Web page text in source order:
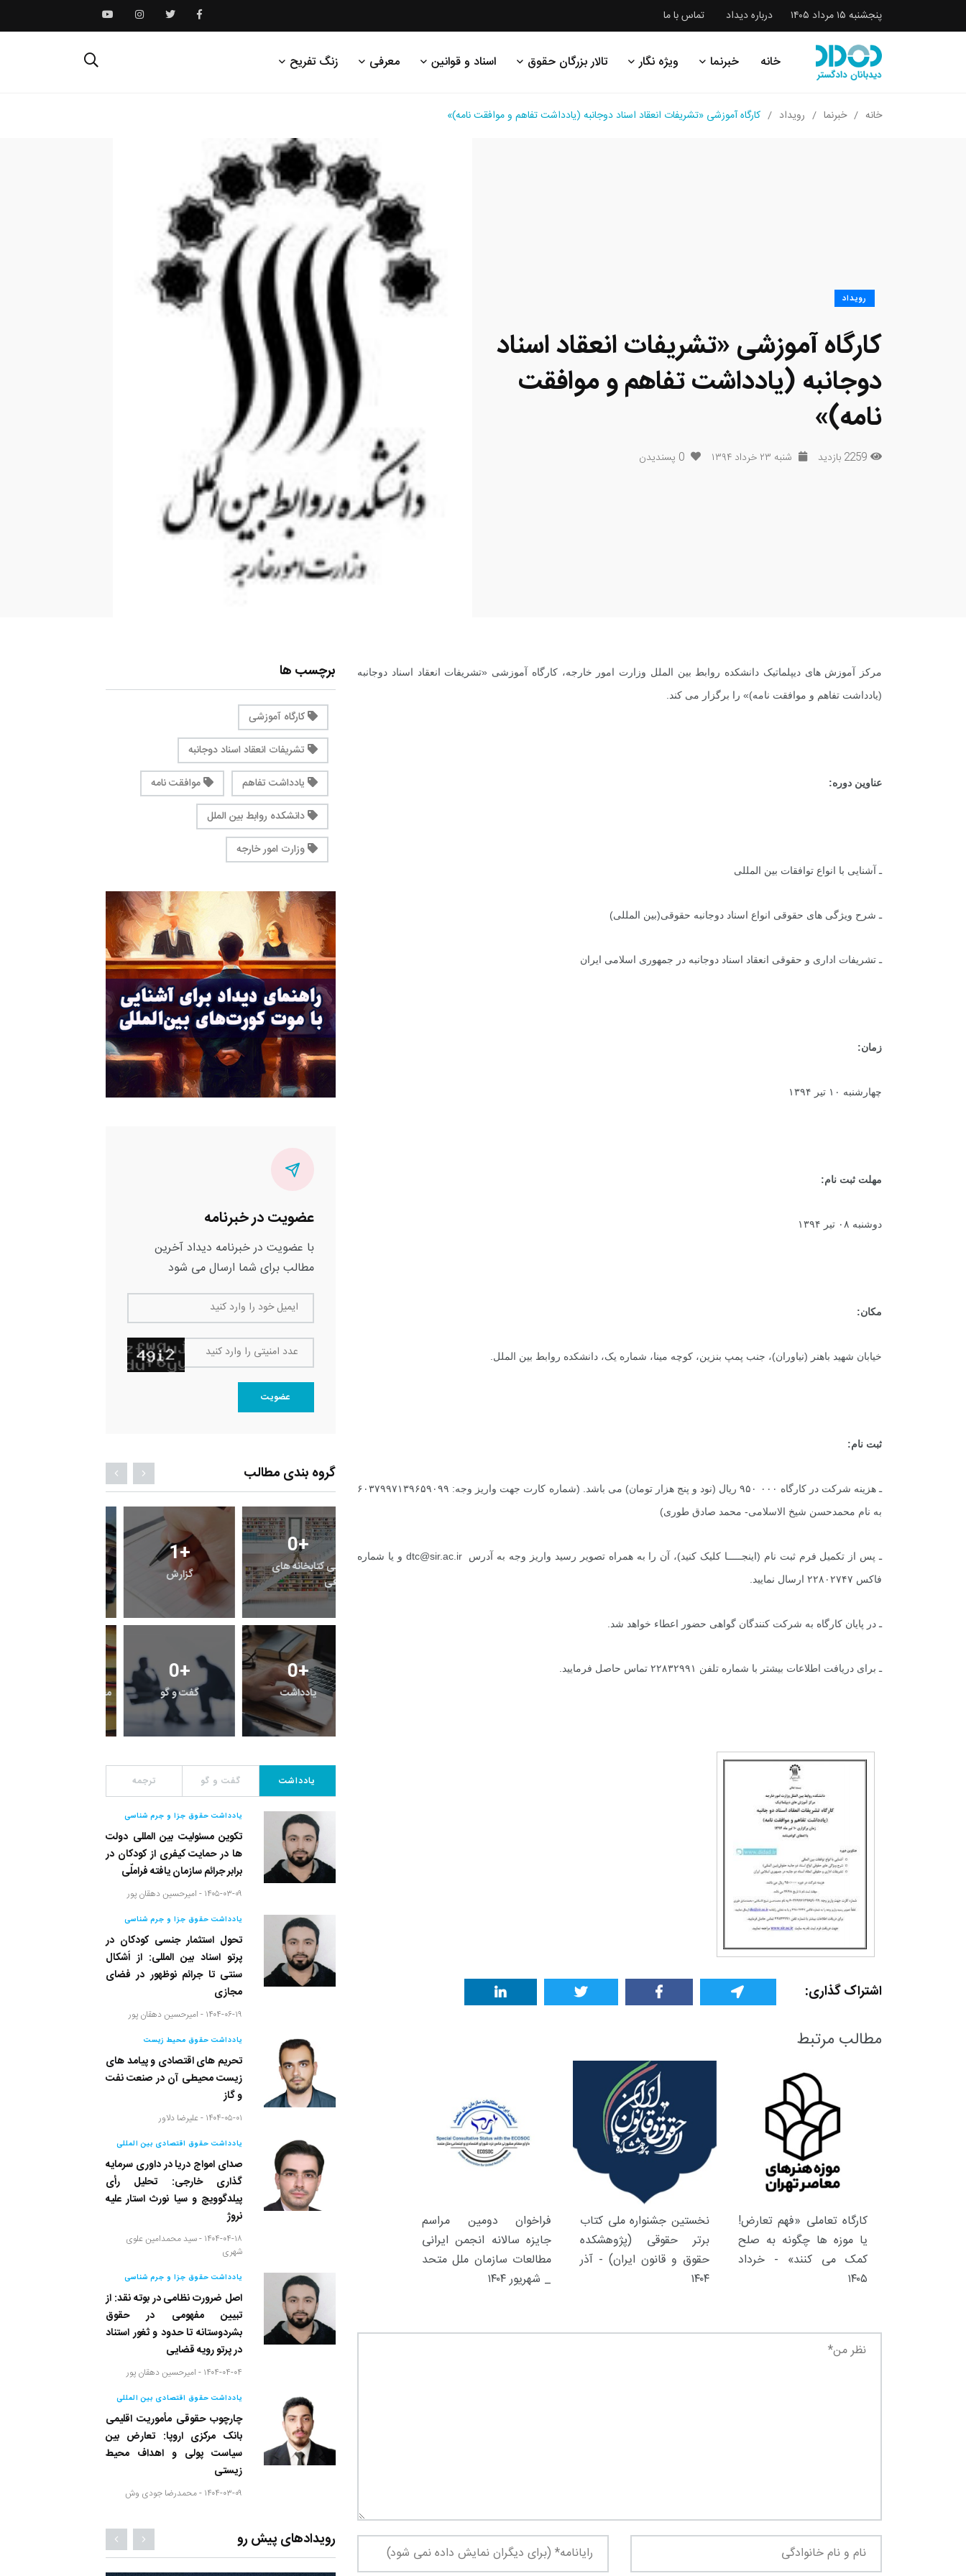
پنجشنبه ۱۵ مرداد ۱۴۰۵ درباره دیداد تماس با ما
خانه خبرنما ویژه نگار تالار بزرگان حقوق اسناد و قوانین معرفی زنگ تفریح
خانه خبرنما رویداد کارگاه آموزشی «تشریفات انعقاد اسناد دوجانبه (یادداشت تفاهم و موافقت نامه)»
رویداد
کارگاه آموزشی «تشریفات انعقاد اسناد
دوجانبه (یادداشت تفاهم و موافقت
نامه)»
2259 بازدید شنبه ۲۳ خرداد ۱۳۹۴ 0 پسندیدن
مرکز آموزش های دیپلماتیک دانشکده روابط بین الملل وزارت امور خارجه، کارگاه آموزشی «تشریفات انعقاد اسناد دوجانبه
(یادداشت تفاهم و موافقت نامه)» را برگزار می کند.
عناوین دوره:
ـ آشنایی با انواع توافقات بین المللی
ـ شرح ویژگی های حقوقی انواع اسناد دوجانبه حقوقی(بین المللی)
ـ تشریفات اداری و حقوقی انعقاد اسناد دوجانبه در جمهوری اسلامی ایران
زمان:
چهارشنبه ۱۰ تیر ۱۳۹۴
مهلت ثبت نام:
دوشنبه ۰۸ تیر ۱۳۹۴
مکان:
خیابان شهید باهنر (نیاوران)، جنب پمپ بنزین، کوچه مینا، شماره یک، دانشکده روابط بین الملل.
ثبت نام:
ـ هزینه شرکت در کارگاه ۰۰۰ ۹۵۰ ریال (نود و پنج هزار تومان) می باشد. (شماره کارت جهت واریز وجه: ۶۰۳۷۹۹۷۱۳۹۶۵۹۰۹۹
به نام محمدحسن شیخ الاسلامی- محمد صادق طوری)
ـ پس از تکمیل فرم ثبت نام (اینجـــــا کلیک کنید)، آن را به همراه تصویر رسید واریز وجه به آدرس dtc@sir.ac.ir و یا شماره
فاکس ۲۲۸۰۲۷۴۷ ارسال نمایید.
ـ در پایان کارگاه به شرکت کنندگان گواهی حضور اعطاء خواهد شد.
ـ برای دریافت اطلاعات بیشتر با شماره تلفن ۲۲۸۳۲۹۹۱ تماس حاصل فرمایید.
اشتراک گذاری:
مطالب مرتبط
کارگاه تعاملی «فهم تعارض!
یا موزه ها چگونه به صلح
کمک می کنند» - خرداد
۱۴۰۵
نخستین جشنواره ملی کتاب
برتر حقوقی (پژوهشکده
حقوق و قانون ایران) - آذر
۱۴۰۴
فراخوان دومین مراسم
جایزه سالانه انجمن ایرانی
مطالعات سازمان ملل متحد
_ شهریور ۱۴۰۴
برچسب ها
کارگاه آموزشی
تشریفات انعقاد اسناد دوجانبه
یادداشت تفاهم
موافقت نامه
دانشکده روابط بین الملل
وزارت امور خارجه
عضویت در خبرنامه
با عضویت در خبرنامه دیداد آخرین
مطالب برای شما ارسال می شود
ایمیل خود را وارد کنید
عدد امنیتی را وارد کنید
عضویت
گروه بندی مطالب
1+
گزارش
0+
معرفی کتابخانه های
حقوقی
0 +
گفت و گو
0+
یادداشت
7+ 0+ 0+ 0+
پرونده
0+ 1+
1+
گزارش
0+
یادداشت گفت و گو ترجمه
یادداشت حقوق جزا و جرم شناسی
تکوین مسئولیت بین المللی دولت
ها در حمایت کیفری از کودکان در
برابر جرائم سازمان یافته فراملّی
۱۴۰۵-۰۳-۰۹ - امیرحسین دهقان پور
یادداشت حقوق جزا و جرم شناسی
تحول استثمار جنسی کودکان در
پرتو اسناد بین المللی: از اَشکال
سنتی تا جرائم نوظهور در فضای
مجازی
۱۴۰۴-۰۶-۱۹ - امیرحسین دهقان پور
یادداشت حقوق محیط زیست
تحریم های اقتصادی و پیامد های
زیست محیطی آن در صنعت نفت
و گاز
۱۴۰۴-۰۵-۰۱ - علیرضا دلاور
یادداشت حقوق اقتصادی بین المللی
صدای امواج دریا در داوری سرمایه
گذاری خارجی: تحلیل رأی
پیلدگوویچ و سیا نورث استار علیه
نروژ
۱۴۰۴-۰۴-۱۸ - سید محمدامین علوی
شهری
یادداشت حقوق جزا و جرم شناسی
اصل ضرورت نظامی در بوته نقد: از
تبیین مفهومی در حقوق
بشردوستانه تا حدود و ثغور استناد
در پرتو رویه قضایی
۱۴۰۴-۰۴-۰۴ - امیرحسین دهقان پور
یادداشت حقوق اقتصادی بین المللی
چارچوب حقوقی مأموریت اقلیمی
بانک مرکزی اروپا: تعارض بین
سیاست پولی و اهداف محیط
زیستی
۱۴۰۴-۰۳-۰۹ - محمدرضا جودی وش
رویدادهای پیش رو